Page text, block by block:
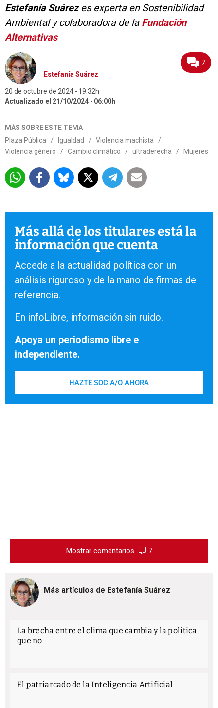
Estefanía Suárez es experta en Sostenibilidad
Ambiental y colaboradora de la Fundación
Alternativas
Estefanía Suárez
20 de octubre de 2024
19:32h
Actualizado el 21/10/2024
06:00h
7
MÁS SOBRE ESTE TEMA
Plaza Pública
/ Igualdad / Violencia machista
/
Violencia género
/ Cambio climático / ultraderecha / Mujeres
Más allá de los titulares está la
información que cuenta
Accede a la actualidad política con un
análisis riguroso y de la mano de firmas de
referencia.
En infoLibre, información sin ruido.
Apoya un periodismo libre e
independiente.
HAZTE SOCIA/O AHORA
Mostrar comentarios 7
Más artículos de Estefanía Suárez
La brecha entre el clima que cambia y la política
que no
El patriarcado de la Inteligencia Artificial